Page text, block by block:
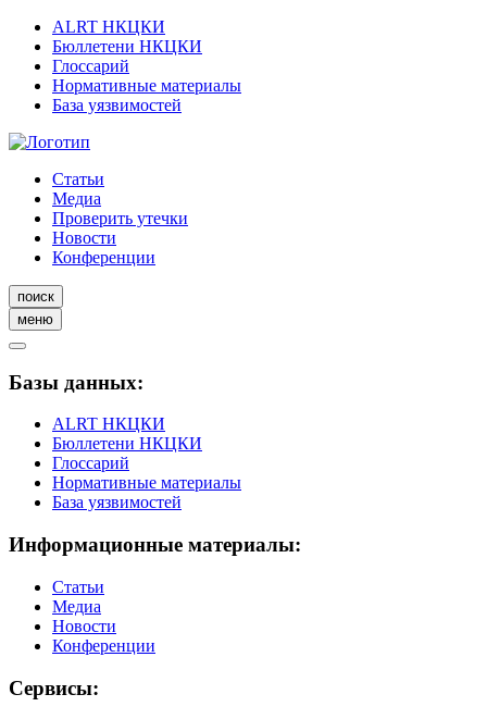
ALRT НКЦКИ
Бюллетени НКЦКИ
Глоссарий
Нормативные материалы
База уязвимостей
Статьи
Медиа
Проверить утечки
Новости
Конференции
поиск
меню
Базы данных:
ALRT НКЦКИ
Бюллетени НКЦКИ
Глоссарий
Нормативные материалы
База уязвимостей
Информационные материалы:
Статьи
Медиа
Новости
Конференции
Сервисы: